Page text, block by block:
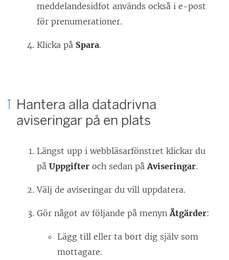
meddelandesidfot används också i e-post
för prenumerationer.
Klicka på Spara.
Hantera alla datadrivna
aviseringar på en plats
Längst upp i webbläsarfönstret klickar du
på Uppgifter och sedan påAviseringar.
Välj de aviseringar du vill uppdatera.
Gör något av följande på menynÅtgärder:
Lägg till eller ta bort dig själv som
mottagare.